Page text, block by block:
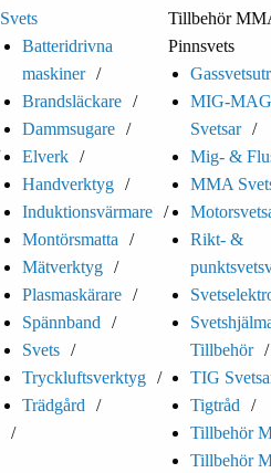
Svets
Batteridrivna
maskiner
Brandsläckare
Dammsugare
Elverk
Handverktyg
Induktionsvärmare
Montörsmatta
Mätverktyg
Plasmaskärare
Spännband
Svets
Tryckluftsverktyg
Trädgård
Tillbehör
Pinnsvets
MIG-MAG
Svetsar
Mig- &
MMA
Rikt- &
Tillbehör
TIG
Tigtråd
Tillbehör
Tillbehör